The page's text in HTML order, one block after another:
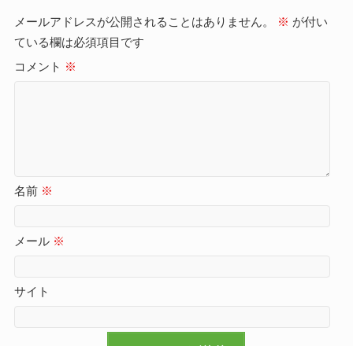
メールアドレスが公開されることはありません。 ※ が付い
ている欄は必須項目です
コメント ※
名前 ※
メール ※
サイト